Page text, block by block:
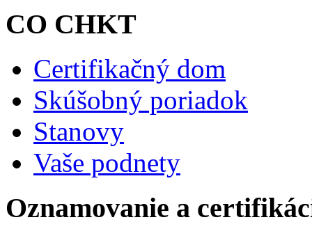
CO CHKT
Certifikačný dom
Skúšobný poriadok
Stanovy
Vaše podnety
Oznamovanie a